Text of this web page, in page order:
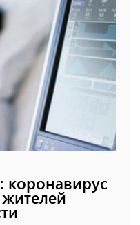
коронавирус